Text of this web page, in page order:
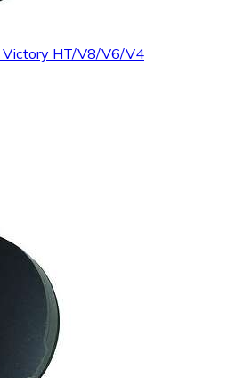
HT/V8/V6/V4